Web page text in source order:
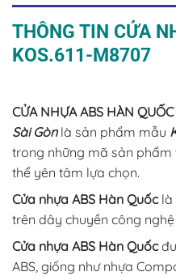
THÔNG TIN CỬA
KOS.611-M8707
CỬA NHỰA ABS HÀN
Sài Gònlà sản phẩm mẫu
trong những mã sản
thể yên tâm lựa chọn.
Cửa nhựa ABS Hàn Quốclà
trên dây chuyền công
Cửa nhựa ABS Hàn Quốc
ABS, giống như nhựa